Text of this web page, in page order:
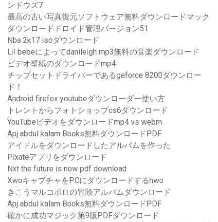
ンドウズ7
最高の古い写真復元ソフトウェア無料ダウンロードマック
ダウンロードドロイド管理バージョン51
Nba 2k17 isoダウンロード
Lil bebeによってdanileigh mp3無料の音楽ダウンロード
ビデオ壁紙のダウンロードmp4
チップセットドライバーであるgeforce 8200ダウンロー
ド！
Android firefox youtubeダウンローダー使い方
トレントからフォトショップcs6ダウンロード
YouTubeビデオをダウンロードmp4 vs webm
Apj abdul kalam Books無料ダウンロードPDF
アイドルをダウンロードしたアルバムを作った
Pixateアプリをダウンロード
Nxt the future is now pdf download
XwoキャプチャをPCにダウンロードするhwo
きこうマルコポロの冒険アルバムダウンロード
Apj abdul kalam Books無料ダウンロードPDF
確かに成功マジック第9版PDFダウンロード